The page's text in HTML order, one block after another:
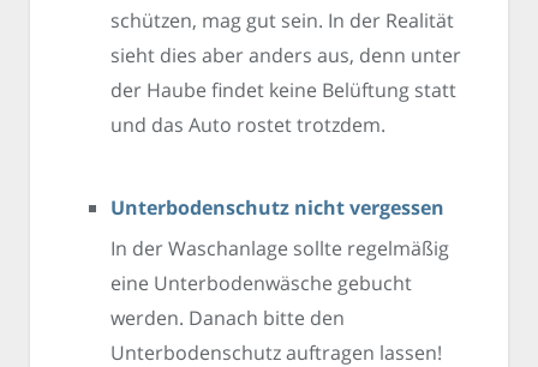
schützen, mag gut sein. In der Realität
sieht dies aber anders aus, denn unter
der Haube findet keine Belüftung statt
und das Auto rostet trotzdem.
Unterbodenschutz nicht vergessen
In der Waschanlage sollte regelmäßig
eine Unterbodenwäsche gebucht
werden. Danach bitte den
Unterbodenschutz auftragen lassen!